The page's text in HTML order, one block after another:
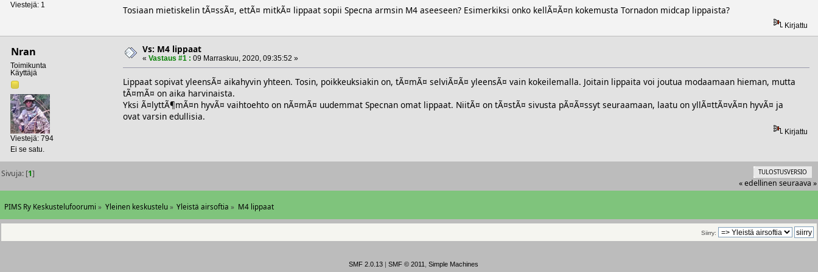
Viestejä: 1
Tosiaan mietiskelin tÃ¤ssÃ¤, ettÃ¤ mitkÃ¤ lippaat sopii Specna armsin M4 aseeseen? Esimerkiksi onko kellÃ¤Ã¤n kokemusta Tornadon midcap lippaista?
Kirjattu
Nran
Toimikunta
Käyttäjä
Viestejä: 794
Ei se satu.
Vs: M4 lippaat
«Vastaus #1 : 09 Marraskuu, 2020, 09:35:52 »
Lippaat sopivat yleensÃ¤ aikahyvin yhteen. Tosin, poikkeuksiakin on, tÃ¤mÃ¤ selviÃ¤Ã¤ yleensÃ¤ vain kokeilemalla. Joitain lippaita voi joutua modaamaan hieman, mutta
tÃ¤mÃ¤ on aika harvinaista.
Yksi Ã¤lyttÃ¶mÃ¤n hyvÃ¤ vaihtoehto on nÃ¤mÃ¤ uudemmat Specnan omat lippaat. NiitÃ¤ on tÃ¤stÃ¤ sivusta pÃ¤Ã¤ssyt seuraamaan, laatu on yllÃ¤ttÃ¤vÃ¤n hyvÃ¤ ja
ovat varsin edullisia.
Kirjattu
TULOSTUSVERSIO
Sivuja: [1]
« edellinen seuraava »
PIMS Ry Keskustelufoorumi » Yleinen keskustelu» Yleistä airsoftia » M4 lippaat
Siirry:
SMF 2.0.13 | SMF © 2011 Simple Machines